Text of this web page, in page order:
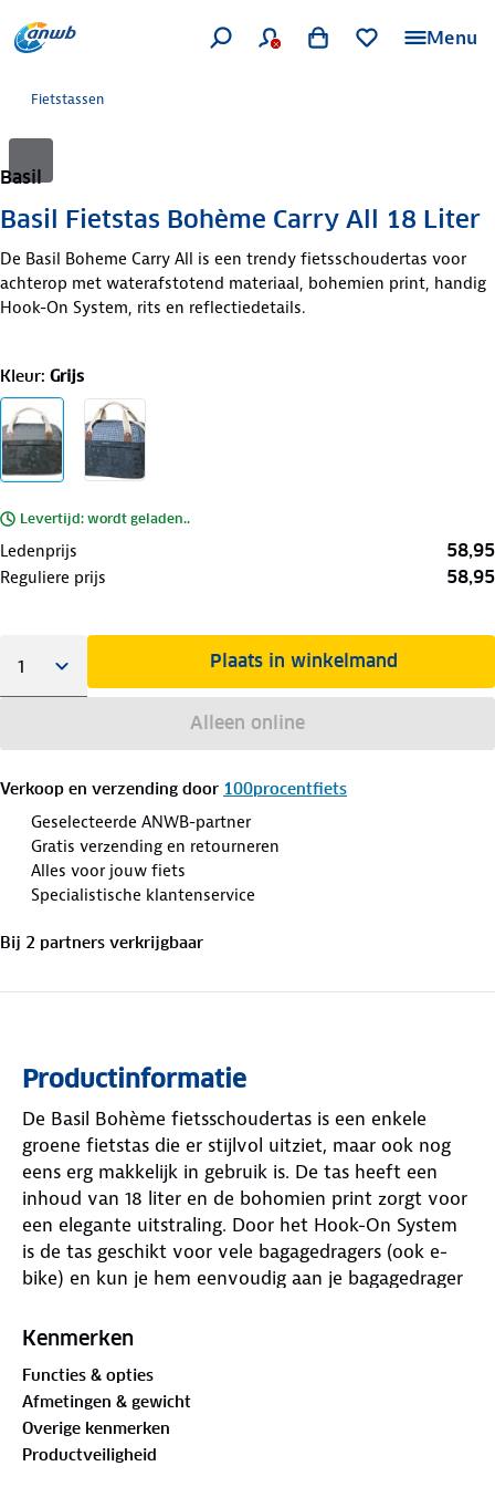
Menu
Fietstassen
Basil
Basil Fietstas Bohème Carry All 18 Liter
De Basil Boheme Carry All is een trendy fietsschoudertas voor
achterop met waterafstotend materiaal, bohemien print, handig
Hook-On System, rits en reflectiedetails.
Kleur: Grijs
Levertijd: wordt geladen..
Ledenprijs 58,95
Reguliere prijs 58,95
Plaats in winkelmand
Alleen online
Verkoop en verzending door 100procentfiets
Geselecteerde ANWB-partner
Gratis verzending en retourneren
Alles voor jouw fiets
Specialistische klantenservice
Bij 2 partners verkrijgbaar
Productinformatie
De Basil Bohème fietsschoudertas is een enkele
groene fietstas die er stijlvol uitziet, maar ook nog
eens erg makkelijk in gebruik is. De tas heeft een
inhoud van 18 liter en de bohomien print zorgt voor
een elegante uitstraling. Door het Hook-On System
is de tas geschikt voor vele bagagedragers (ook e-
bike) en kun je hem eenvoudig aan je bagagedrager
van een apart ritvakje. De tas beschikt over twee
waardoor je hem als schouder-, hand- en fietstas
kan gebruiken. Een fietsrit naar de supermarkt of
een lunchafspraak met die vriendin, deze fietstas
maakt jouw (boho) look compleet en de fietsrit
Kenmerken
Functies & opties
Afmetingen & gewicht
Overige kenmerken
Productveiligheid